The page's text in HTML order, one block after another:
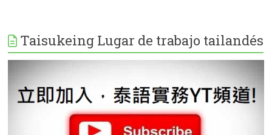
Taisukeing Lugar de trabajo tailandés